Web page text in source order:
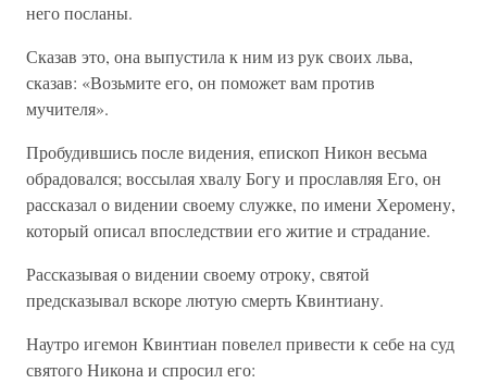
него посланы.
Сказав это, она выпустила к ним из рук своих льва,
сказав: «Возьмите его, он поможет вам против
мучителя».
Пробудившись после видения, епископ Никон весьма
обрадовался; воссылая хвалу Богу и прославляя Его, он
рассказал о видении своему служке, по имени Херомену,
который описал впоследствии его житие и страдание.
Рассказывая о видении своему отроку, святой
предсказывал вскоре лютую смерть Квинтиану.
Наутро игемон Квинтиан повелел привести к себе на суд
святого Никона и спросил его: